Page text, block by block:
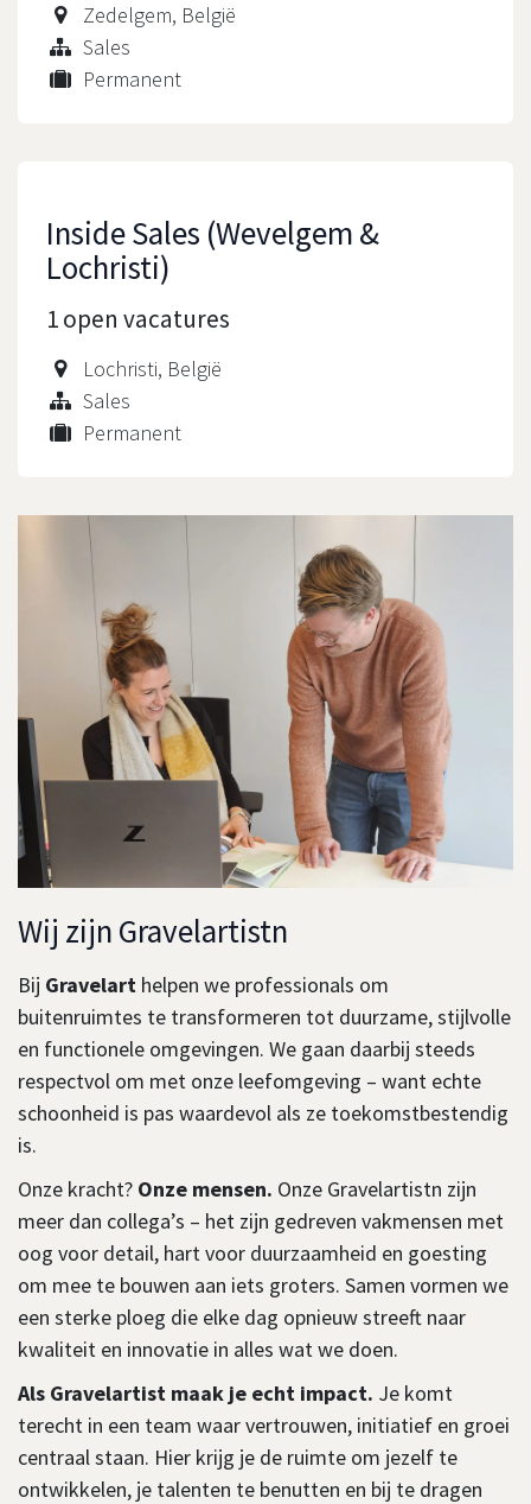
Zedelgem, België
Sales
Permanent
Inside Sales (Wevelgem &
Lochristi)
1open vacatures
Lochristi, België
Sales
Permanent
Wij zijn Gravelartistn
Bij Gravelart helpen we professionals om
buitenruimtes te transformeren tot duurzame, stijlvolle
en functionele omgevingen. We gaan daarbij steeds
respectvol om met onze leefomgeving – want echte
schoonheid is pas waardevol als ze toekomstbestendig
is.
Onze kracht? Onze mensen. Onze Gravelartistn zijn
meer dan collega’s – het zijn gedreven vakmensen met
oog voor detail, hart voor duurzaamheid en goesting
om mee te bouwen aan iets groters. Samen vormen we
een sterke ploeg die elke dag opnieuw streeft naar
kwaliteit en innovatie in alles wat we doen.
Als Gravelartist maak je echt impact. Je komt
terecht in een team waar vertrouwen, initiatief en groei
centraal staan. Hier krijg je de ruimte om jezelf te
ontwikkelen, je talenten te benutten en bij te dragen